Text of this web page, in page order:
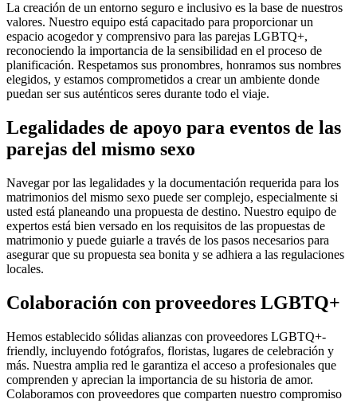
La creación de un entorno seguro e inclusivo es la base de nuestros
valores. Nuestro equipo está capacitado para proporcionar un
espacio acogedor y comprensivo para las parejas LGBTQ+,
reconociendo la importancia de la sensibilidad en el proceso de
planificación. Respetamos sus pronombres, honramos sus nombres
elegidos, y estamos comprometidos a crear un ambiente donde
puedan ser sus auténticos seres durante todo el viaje.
Legalidades de apoyo para eventos de las
parejas del mismo sexo
Navegar por las legalidades y la documentación requerida para los
matrimonios del mismo sexo puede ser complejo, especialmente si
usted está planeando una propuesta de destino. Nuestro equipo de
expertos está bien versado en los requisitos de las propuestas de
matrimonio y puede guiarle a través de los pasos necesarios para
asegurar que su propuesta sea bonita y se adhiera a las regulaciones
locales.
Colaboración con proveedores LGBTQ+
Hemos establecido sólidas alianzas con proveedores LGBTQ+-
friendly, incluyendo fotógrafos, floristas, lugares de celebración y
más. Nuestra amplia red le garantiza el acceso a profesionales que
comprenden y aprecian la importancia de su historia de amor.
Colaboramos con proveedores que comparten nuestro compromiso